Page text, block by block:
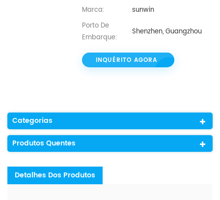
Marca:
sunwin
Porto De
Embarque:
Shenzhen, Guangzhou
INQUÉRITO AGORA
Categorias
Produtos Quentes
Detalhes Dos Produtos